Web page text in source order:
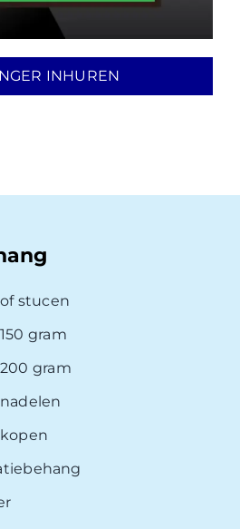
INHUREN
stucen
gram
gram